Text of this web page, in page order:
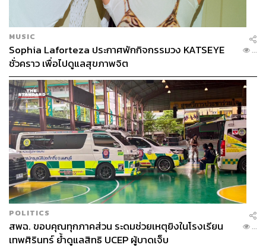
MUSIC
Sophia Laforteza ประกาศพักกิจกรรมวง KATSEYE
ชั่วคราว เพื่อไปดูแลสุขภาพจิต
...
POLITICS
สพฉ. ขอบคุณทุกภาคส่วน ระดมช่วยเหตุยิงในโรงเรียน
เทพศิรินทร์ ย้ำดูแลสิทธิ UCEP ผู้บาดเจ็บ
...